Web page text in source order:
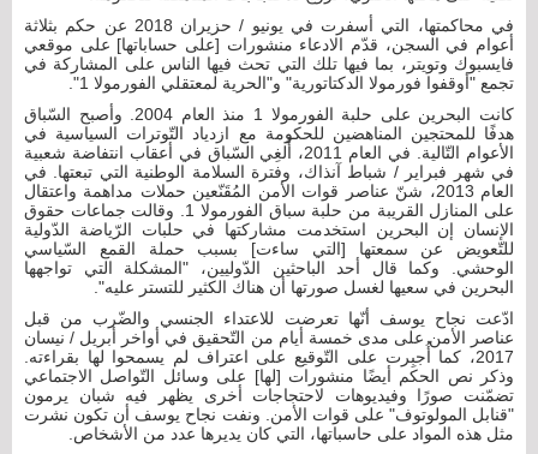
في محاكمتها، التي أسفرت في يونيو / حزيران 2018 عن حكم بثلاثة
أعوام في السجن، قدّم الادعاء منشورات [على حساباتها] على موقعي
فايسبوك وتويتر، بما فيها تلك التي تحث فيها الناس على المشاركة في
تجمع "أوقفوا فورمولا الدكتاتورية" و"الحرية لمعتقلي الفورمولا 1".
كانت البحرين على حلبة الفورمولا 1 منذ العام 2004. وأصبح السّباق
هدفًا للمحتجين المناهضين للحكومة مع ازدياد التّوترات السياسية في
الأعوام التّالية. في العام 2011، أُلغِي السّباق في أعقاب انتفاضة شعبية
في شهر فبراير / شباط آنذاك، وفترة السلامة الوطنية التي تبعتها. في
العام 2013، شنّ عناصر قوات الأمن المُقَنّعين حملات مداهمة واعتقال
على المنازل القريبة من حلبة سباق الفورمولا 1. وقالت جماعات حقوق
الإنسان إن البحرين استخدمت مشاركتها في حلبات الرّياضة الدّولية
للتّعويض عن سمعتها [التي ساءت] بسبب حملة القمع السّياسي
الوحشي. وكما قال أحد الباحثين الدّوليين، "المشكلة التي تواجهها
البحرين في سعيها لغسل صورتها أن هناك الكثير للتستر عليه".
ادّعت نجاح يوسف أنّها تعرضت للاعتداء الجنسي والضّرب من قبل
عناصر الأمن على مدى خمسة أيام من التّحقيق في أواخر أبريل / نيسان
2017، كما أُجبِرت على التّوقيع على اعتراف لم يسمحوا لها بقراءته.
وذكر نص الحكم أيضًا منشورات [لها] على وسائل التّواصل الاجتماعي
تضمّنت صورًا وفيديوهات لاحتجاجات أخرى يظهر فيه شبان يرمون
"قنابل المولوتوف" على قوات الأمن. ونفت نجاح يوسف أن تكون نشرت
مثل هذه المواد على حاسباتها، التي كان يديرها عدد من الأشخاص.